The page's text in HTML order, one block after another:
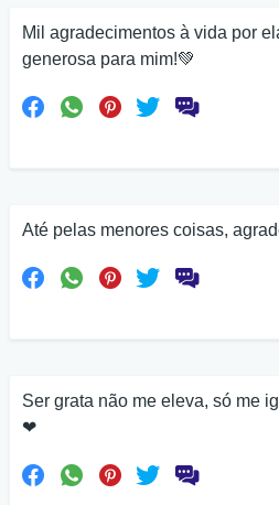
Mil agradecimentos à vida por
generosa para mim!💚
Até pelas menores coisas,
Ser grata não me eleva, só me
❤